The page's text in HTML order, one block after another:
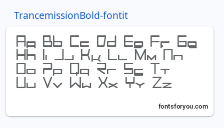
TrancemissionBold-fontit